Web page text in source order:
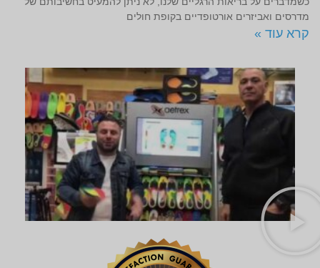
מדרסים ואביזרים אורטופדיים בקופת חולים
קרא עוד »